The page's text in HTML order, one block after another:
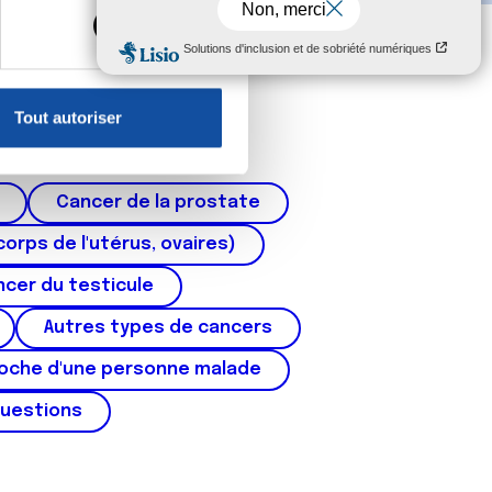
reportez-vous à lasection «
sur les cookies.
informations que
Tout autoriser
Cancer de la prostate
de l'utérus, ovaires)
du testicule
Autres types de cancers
d'une personne malade